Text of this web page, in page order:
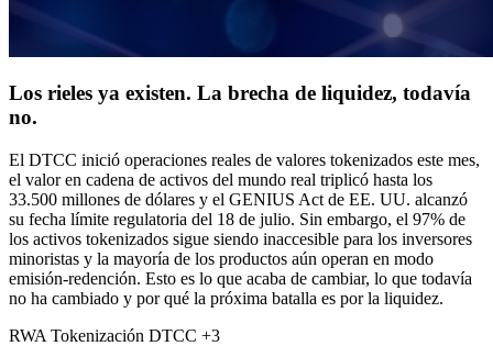
Los rieles ya existen. La brecha de liquidez, todavía
no.
El DTCC inició operaciones reales de valores tokenizados este mes,
el valor en cadena de activos del mundo real triplicó hasta los
33.500 millones de dólares y el GENIUS Act de EE. UU. alcanzó
su fecha límite regulatoria del 18 de julio. Sin embargo, el 97% de
los activos tokenizados sigue siendo inaccesible para los inversores
minoristas y la mayoría de los productos aún operan en modo
emisión-redención. Esto es lo que acaba de cambiar, lo que todavía
no ha cambiado y por qué la próxima batalla es por la liquidez.
RWA Tokenización DTCC +3